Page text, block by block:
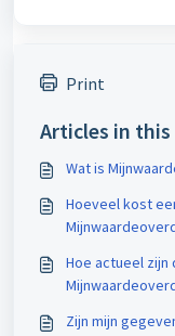
Print
Articles in
Wat is
Hoeveel kost
Hoe actueel zijn
Zijn mijn